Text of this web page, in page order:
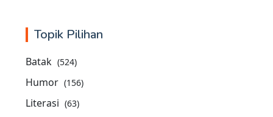
Topik Pilihan
Batak (524)
Humor (156)
Literasi (63)